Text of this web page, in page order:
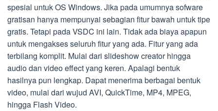
spesial untuk OS Windows. Jika pada umumnya sofware
gratisan hanya mempunyai sebagian fitur bawah untuk tipe
gratis. Tetapi pada VSDC ini lain. Tidak ada biaya apapun
untuk mengakses seluruh fitur yang ada. Fitur yang ada
terbilang komplit. Mulai dari slideshow creator hingga
audio dan video effect yang keren. Apalagi bentuk
hasilnya pun lengkap. Dapat menerima berbagai bentuk
video, mulai dari wujud AVI, QuickTime, MP4, MPEG,
hingga Flash Video.